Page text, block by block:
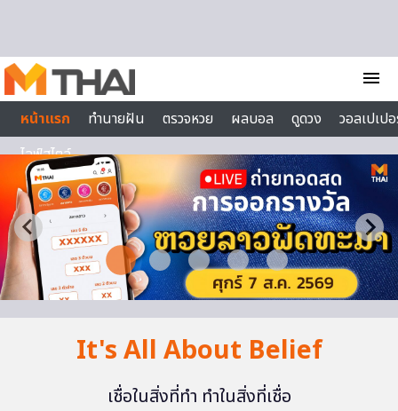
menu
หน้าแรก
ทำนายฝัน ตรวจหวย ผลบอล ดูดวง
วอลเปเป
ไลฟ์สไตล์
It's All About Belief
เชื่อในสิ่งที่ทำ ทำในสิ่งที่เชื่อ